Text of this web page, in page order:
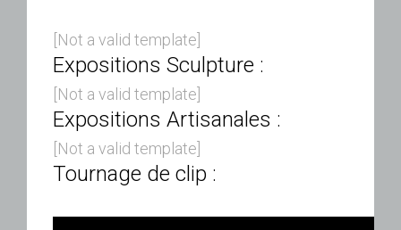
[Not a valid template]
Expositions Sculpture :
[Not a valid template]
Expositions Artisanales :
[Not a valid template]
Tournage de clip :